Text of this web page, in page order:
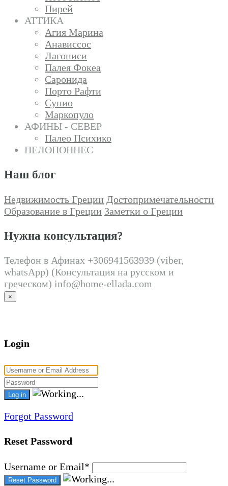
Пирей
АТТИКА
Агия Марина
Анависсос
Лагониси
Палея Фокеа
Саронида
Порто Рафти
Сунио
Маркопуло
АФИНЫ - СЕВЕР
Палео Психико
ПЕЛОПОННЕС
Наш блог
Недвижимость Греции Достопримечательности
Образование в Греции Заметки о Греции
Нужна консультация?
Телефон в Афинах +306941563939 (viber,
whatsApp) (Консультация на русском и
греческом) info@home-ellada.com
×
Login
Forgot Password
Reset Password
Username or Email*